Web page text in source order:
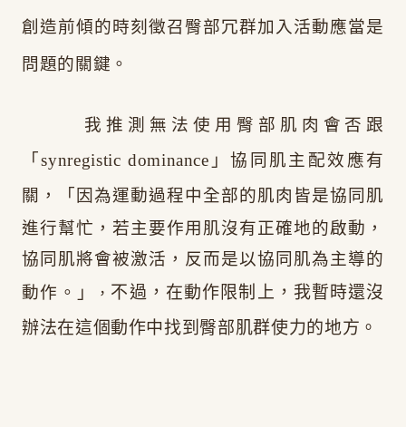
創造前傾的時刻徵召臀部冗群加入活動應當是
問題的關鍵。
我推測無法使用臀部肌肉會否跟
「synregistic dominance」協同肌主配效應有
關，
「 因為運動過程中全部的肌肉皆是協同肌
進行幫忙，若主要作用肌沒有正確地的啟動，
協同肌將會被激活，反而是以協同肌為主導的
動作。」
， 不過，在動作限制上，我暫時還沒
辦法在這個動作中找到臀部肌群使力的地方。